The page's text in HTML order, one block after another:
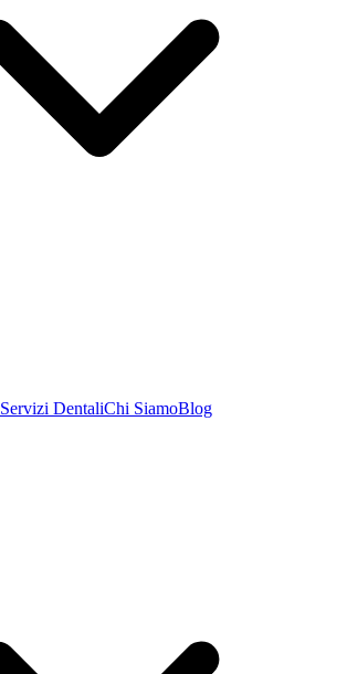
Servizi DentaliChi SiamoBlog